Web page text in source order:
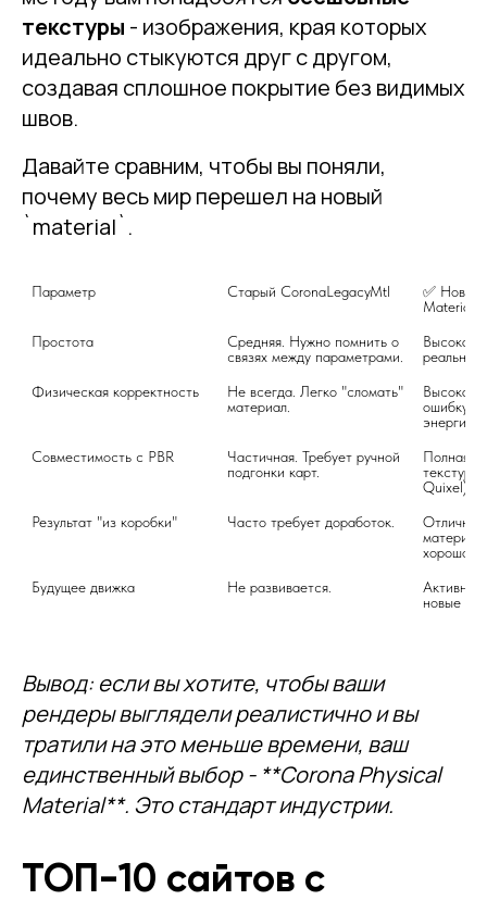
текстуры - изображения, края которых
идеально стыкуются друг с другом,
создавая сплошное покрытие без видимых
швов.
Давайте сравним, чтобы вы поняли,
почему весь мир перешел на новый
`material`.
Параметр Старый CoronaLegacyMtl
✅ Новый
Material
Простота
Средняя. Нужно помнить о
связях между параметрами.
Высокая.
Физическая корректность
Не всегда. Легко "сломать"
материал.
Высокая.
ошибку,
энергию.
Совместимость с PBR
Частичная. Требует ручной
подгонки карт.
Полная.
текстур
Quixel).
Результат "из коробки"
Часто требует доработок.
хорошо
Будущее движка
Не развивается. Активно
Вывод: если вы хотите, чтобы ваши
рендеры выглядели реалистично и вы
тратили на это меньше времени, ваш
единственный выбор - **Corona Physical
Material**. Это стандарт индустрии.
ТОП-10 сайтов с